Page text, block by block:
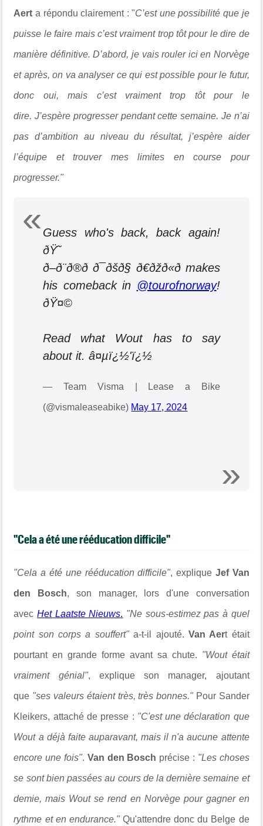
Aert a répondu clairement : "C’est une possibilité que je
puisse le faire mais c’est vraiment trop tôt pour le dire de
manière définitive. D’abord, je vais rouler ici en Norvège
et après, on va analyser ce qui est possible pour le futur,
donc oui, mais c’est vraiment trop tôt pour le
dire.J’espère progresser pendant cette semaine. Je n’ai
pas d’ambition au niveau du résultat, j’espère aider
l’équipe et trouver mes limites en course pour
progresser."
Guess who's back, back again!
ðŸ˜
ð–ð¨ð®ð­ ð¯ðšð§ ð€ðžð«ð­ makes
his comeback in @tourofnorway!
ðŸ¤©
Read what Wout has to say
about it. â¤µï¿½'ï¿½
— Team Visma | Lease a Bike
(@vismaleaseabike) May 17, 2024
"Cela a été une rééducation difficile"
"Cela a été une rééducation difficile", explique Jef Van
den Bosch, son manager, lors d'une conversation
avecHet Laatste Nieuws. "Ne sous-estimez pas à quel
point son corps a souffert"a-t-il ajouté. Van Aert était
pourtant en grande forme avant sa chute. "Wout était
vraiment génial", explique son manager, ajoutant
que "ses valeurs étaient très, très bonnes." Pour Sander
Kleikers, attaché de presse : "C'est une déclaration que
Wout a déjà faite auparavant, mais il n'a aucune attente
encore une fois". Van den Bosch précise : "Les choses
se sont bien passées au cours de la dernière semaine et
demie, mais Wout se rend en Norvège pour gagner en
rythme et en endurance." Qu'attendre donc du Belge de